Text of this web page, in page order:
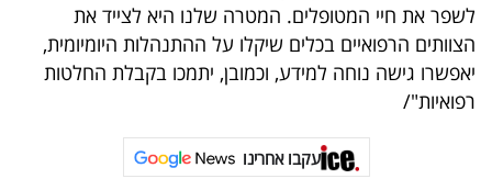
לשפר את חיי המטופלים. המטרה שלנו היא לצייד את
הצוותים הרפואיים בכלים שיקלו על ההתנהלות היומיומית,
יאפשרו גישה נוחה למידע, וכמובן, יתמכו בקבלת החלטות
רפואיות"/
עקבו אחרינו